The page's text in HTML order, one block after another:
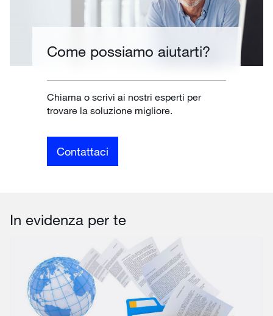
Come possiamo aiutarti?
Chiama o scrivi ai nostri esperti per
trovare la soluzione migliore.
Contattaci
In evidenza per te